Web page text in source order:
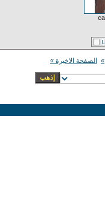
» الصفحة الاخيرة »